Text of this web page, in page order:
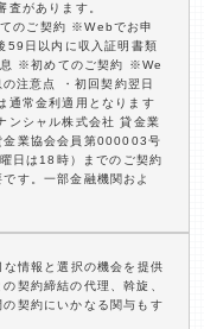
があります。
のご契約 ※Webでお申
59日以内に収入証明書類
息 ※初めてのご契約 ※We
注意点 ・初回契約翌日
通常金利適用となります
ンシャル株式会社 貸金業
業協会会員第000003号
日は18時）までのご契約
す。一部金融機関およ
情報と選択の機会を提供
契約締結の代理、斡旋、
契約にいかなる関与もす